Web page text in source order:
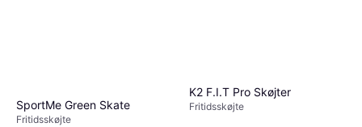
SportMe Green Skate
Fritidsskøjte
K2 F.I.T Pro Skøjter
Fritidsskøjte